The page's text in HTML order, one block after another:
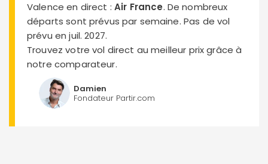
Valence en direct : Air France. De nombreux
départs sont prévus par semaine. Pas de vol
prévu en juil. 2027.
Trouvez votre vol direct au meilleur prix grâce à
notre comparateur.
Damien
Fondateur Partir.com